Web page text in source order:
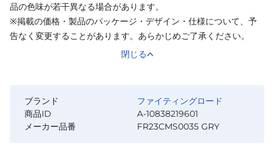
品の色味が若干異なる場合があります。
※掲載の価格・製品のパッケージ・デザイン・仕様について、予
告なく変更することがあります。あらかじめご了承ください。
閉じる
ブランド
ファイティングロード
商品ID
A-10838219601
メーカー品番
FR23CMS0035 GRY